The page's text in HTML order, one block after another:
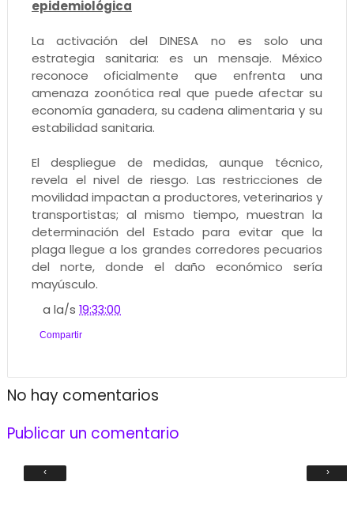
epidemiológica
La activación del DINESA no es solo una
estrategia sanitaria: es un mensaje. México
reconoce oficialmente que enfrenta una
amenaza zoonótica real que puede afectar su
economía ganadera, su cadena alimentaria y su
estabilidad sanitaria.
El despliegue de medidas, aunque técnico,
revela el nivel de riesgo. Las restricciones de
movilidad impactan a productores, veterinarios y
transportistas; al mismo tiempo, muestran la
determinación del Estado para evitar que la
plaga llegue a los grandes corredores pecuarios
del norte, donde el daño económico sería
mayúsculo.
a la/s19:33:00
Compartir
No hay comentarios
Publicar un comentario
‹ ›